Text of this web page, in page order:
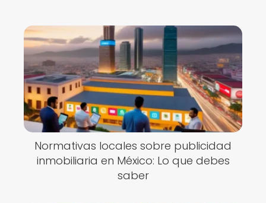
Normativas locales sobre publicidad
inmobiliaria en México: Lo que debes
saber